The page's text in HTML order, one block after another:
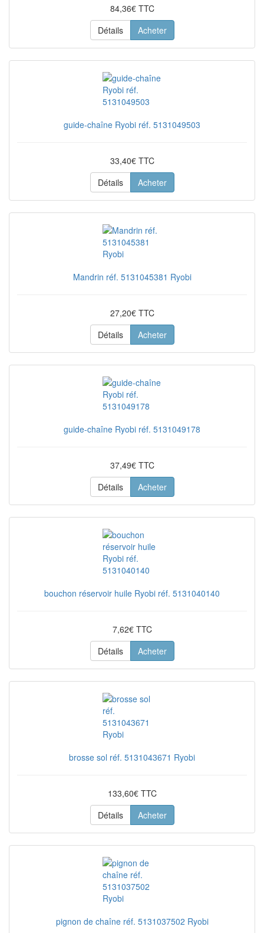
84,36€ TTC
Détails
Acheter
guide-chaîne Ryobi réf. 5131049503
33,40€ TTC
Détails
Acheter
Mandrin réf. 5131045381 Ryobi
27,20€ TTC
Détails
Acheter
guide-chaîne Ryobi réf. 5131049178
37,49€ TTC
Détails
Acheter
bouchon réservoir huile Ryobi réf. 5131040140
7,62€ TTC
Détails
Acheter
brosse sol réf. 5131043671 Ryobi
133,60€ TTC
Détails
Acheter
pignon de chaîne réf. 5131037502 Ryobi